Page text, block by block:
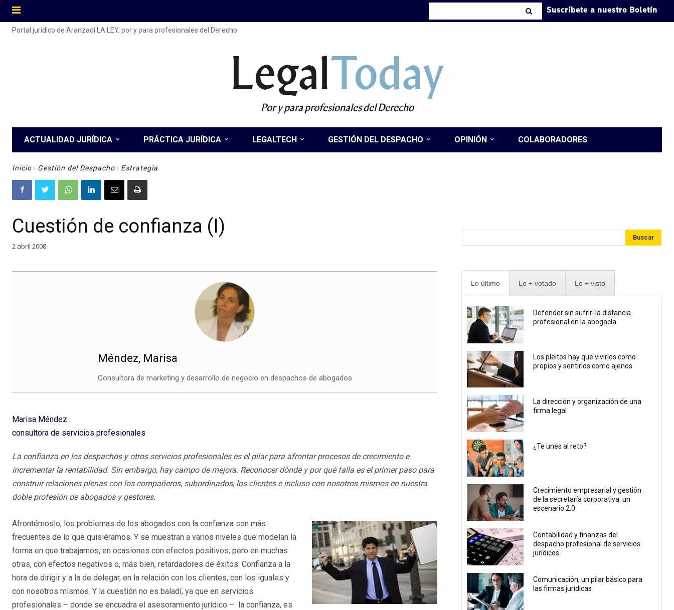
Suscríbete a nuestro Boletín
Portal jurídico de Aranzadi LA LEY, por y para profesionales del Derecho
LegalToday
Por y para profesionales del Derecho
ACTUALIDAD JURÍDICA PRÁCTICA JURÍDICA LEGALTECH GESTIÓN DEL DESPACHO OPINIÓN COLABORADORES
Inicio Gestión del Despacho Estrategia
Cuestión de confianza (I)
2 abril 2008
Méndez, Marisa
Consultora de marketing y desarrollo de negocio en despachos de abogados
Marisa Méndez
consultora de servicios profesionales
La confianza en los despachos y otros servicios profesionales es el pilar para afrontar procesos de crecimiento e
incrementar la rentabilidad. Sin embargo, hay campo de mejora. Reconocer dónde y por qué falla es el primer paso para
construir relaciones plenas con los compañeros, subordinados, los clientes e incluso con nosotros mismos en nuestra
doble profesión de abogados y gestores.
Afrontémoslo, los problemas de los abogados con la confianza son más
frecuentes de lo que quisiéramos. Y se muestran a varios niveles que modelan la
forma en que trabajamos, en ocasiones con efectos positivos, pero en muchas
otras, con efectos negativos o, más bien, retardadores de éxitos. Confianza a la
hora de dirigir y a la de delegar, en la relación con los clientes, con los iguales y
con nosotros mismos. Y la cuestión no es baladí, ya que en servicios
profesionales – donde se encuadra el asesoramiento jurídico – la confianza, es
Buscar
Lo último Lo + votado Lo + visto
Defender sin sufrir: la distancia
profesional en la abogacía
Los pleitos hay que vivirlos como
propios y sentirlos como ajenos
La dirección y organización de una
firma legal
¿Te unes al reto?
Crecimiento empresarial y gestión
de la secretaría corporativa: un
escenario 2.0
Contabilidad y finanzas del
despacho profesional de servicios
jurídicos
Comunicación, un pilar básico para
las firmas jurídicas